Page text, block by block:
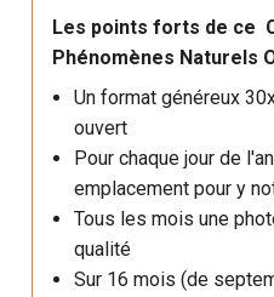
Les points forts de ce
Phénomènes Naturels
Un format généreux
ouvert
Pour chaque jour de
emplacement pour y
Tous les mois une
qualité
Sur 16 mois (de